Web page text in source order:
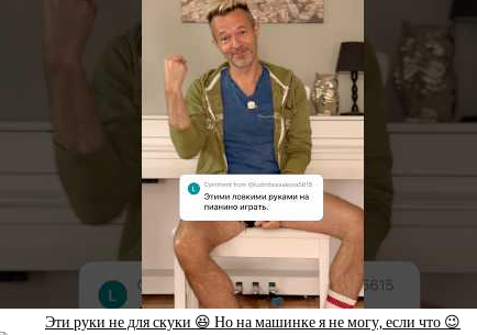
Эти руки не для скуки 😆 Но на машинке я не могу, если что 😉